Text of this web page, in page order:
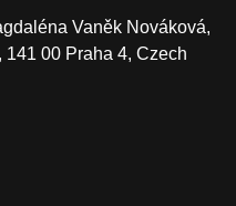
Vaněk Nováková,
00 Praha 4, Czech